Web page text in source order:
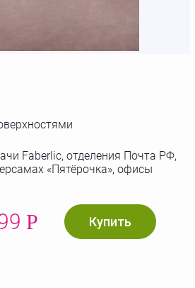
Faberlic, отделения Почта РФ,
«Пятёрочка», офисы
Р Купить